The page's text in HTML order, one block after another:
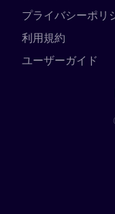
プライバシーポリ
利用規約
ユーザーガイド